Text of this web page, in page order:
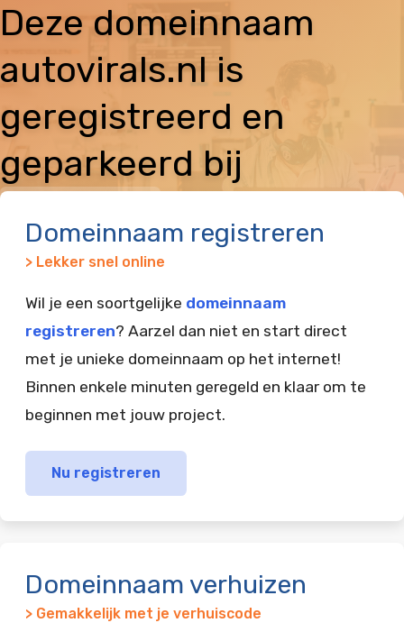
Deze domeinnaam
autovirals.nl is
geregistreerd en
geparkeerd bij
Domeinnaam registreren
> Lekker snel online
Wil je een soortgelijke domeinnaam
registreren? Aarzel dan niet en start direct
met je unieke domeinnaam op het internet!
Binnen enkele minuten geregeld en klaar om te
beginnen met jouw project.
Nu registreren
Domeinnaam verhuizen
> Gemakkelijk met je verhuiscode